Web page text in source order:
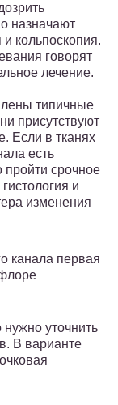
назначают
кольпоскопия.
говорят
лечение.
типичные
присутствуют
Если в тканях
есть
пройти срочное
и
изменения
канала первая
нужно уточнить
В варианте